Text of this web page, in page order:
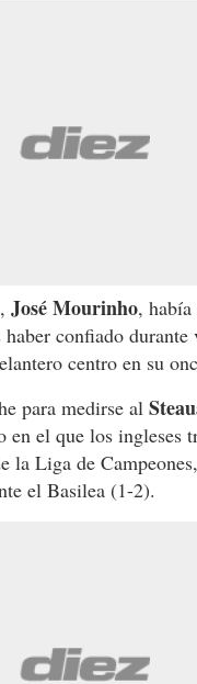
José Mourinho,
confiado durante
centro en su
para medirse al
el que los ingleses
la Liga de
el Basilea (1-2).